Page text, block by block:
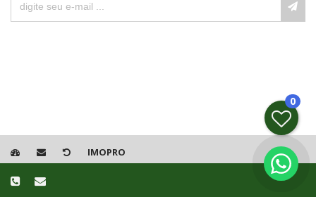
IMOPRO
0